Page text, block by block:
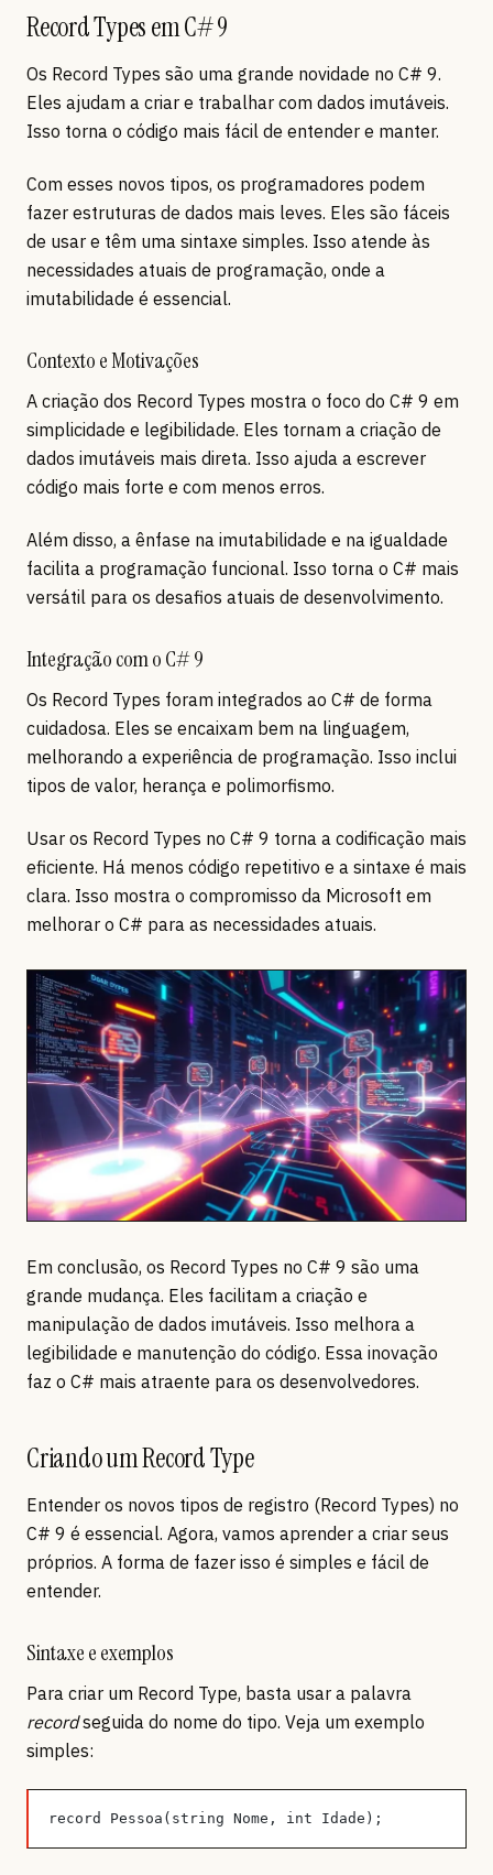
Record Types em C# 9
Os Record Types são uma grande novidade no C# 9.
Eles ajudam a criar e trabalhar com dados imutáveis.
Isso torna o código mais fácil de entender e manter.
Com esses novos tipos, os programadores podem
fazer estruturas de dados mais leves. Eles são fáceis
de usar e têm uma sintaxe simples. Isso atende às
necessidades atuais de programação, onde a
imutabilidade é essencial.
Contexto e Motivações
A criação dos Record Types mostra o foco do C# 9 em
simplicidade e legibilidade. Eles tornam a criação de
dados imutáveis mais direta. Isso ajuda a escrever
código mais forte e com menos erros.
Além disso, a ênfase na imutabilidade e na igualdade
facilita a programação funcional. Isso torna o C# mais
versátil para os desafios atuais de desenvolvimento.
Integração com o C# 9
Os Record Types foram integrados ao C# de forma
cuidadosa. Eles se encaixam bem na linguagem,
melhorando a experiência de programação. Isso inclui
tipos de valor, herança e polimorfismo.
Usar os Record Types no C# 9 torna a codificação mais
eficiente. Há menos código repetitivo e a sintaxe é mais
clara. Isso mostra o compromisso da Microsoft em
melhorar o C# para as necessidades atuais.
Em conclusão, os Record Types no C# 9 são uma
grande mudança. Eles facilitam a criação e
manipulação de dados imutáveis. Isso melhora a
legibilidade e manutenção do código. Essa inovação
faz o C# mais atraente para os desenvolvedores.
Criando um Record Type
Entender os novos tipos de registro (Record Types) no
C# 9 é essencial. Agora, vamos aprender a criar seus
próprios. A forma de fazer isso é simples e fácil de
entender.
Sintaxe e exemplos
Para criar um Record Type, basta usar a palavra
recordseguida do nome do tipo. Veja um exemplo
simples:
record Pessoa(string Nome, int Idade);